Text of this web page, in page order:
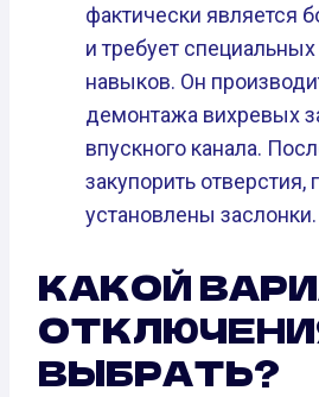
фактически является
и требует
навыков. Он
демонтажа вихревых
впускного канала.
закупорить отверстия,
установлены заслонки.
КАКОЙ
ВЫБРАТЬ?